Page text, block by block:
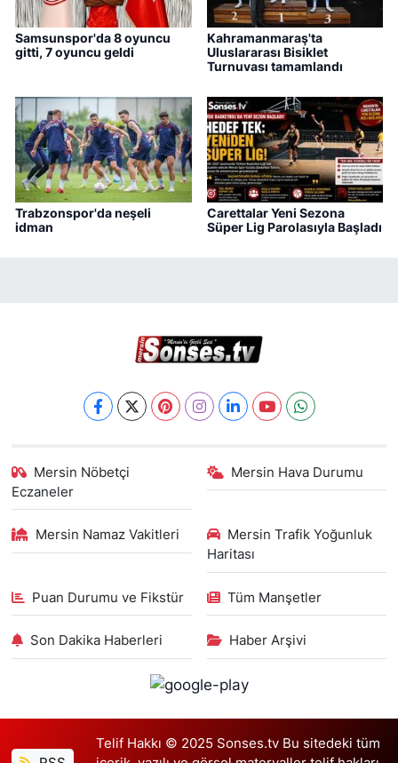
Samsunspor'da 8 oyuncu
gitti, 7 oyuncu geldi
Kahramanmaraş'ta
Uluslararası Bisiklet
Turnuvası tamamlandı
Trabzonspor'da neşeli
idman
Carettalar Yeni Sezona
Süper Lig Parolasıyla Başladı
Mersin Nöbetçi
Eczaneler
Mersin Hava Durumu
Mersin Namaz Vakitleri
Mersin Trafik Yoğunluk
Haritası
Puan Durumu ve Fikstür Tüm Manşetler
Son Dakika Haberleri Haber Arşivi
Telif Hakkı © 2025 Sonses.tv Bu sitedeki tüm